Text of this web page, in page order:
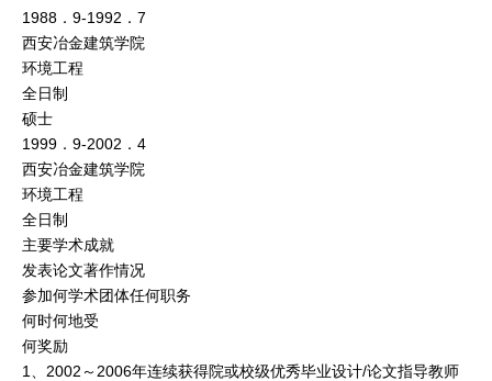
1988．9-1992．7
西安冶金建筑学院
环境工程
全日制
硕士
1999．9-2002．4
西安冶金建筑学院
环境工程
全日制
主要学术成就
发表论文著作情况
参加何学术团体任何职务
何时何地受
何奖励
1、2002～2006年连续获得院或校级优秀毕业设计/论文指导教师